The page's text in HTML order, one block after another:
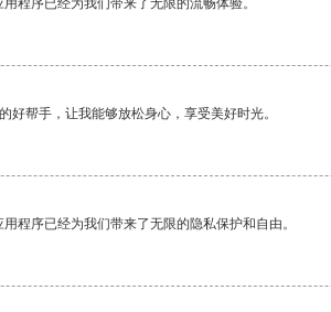
程序已经为我们带来了无限的流畅体验。
好帮手，让我能够放松身心，享受美好时光。
程序已经为我们带来了无限的隐私保护和自由。